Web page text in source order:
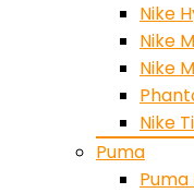
Nike
Nike
Nike
Nike
Puma